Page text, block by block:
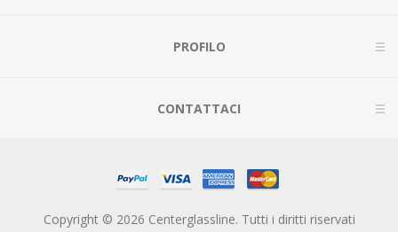
PROFILO
CONTATTACI
Copyright © 2026 Centerglassline. Tutti i diritti riservati